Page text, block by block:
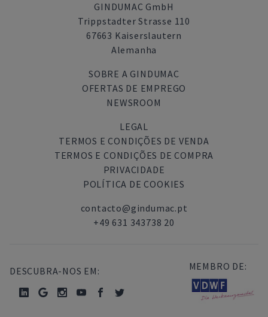
GINDUMAC GmbH
Trippstadter Strasse 110
67663 Kaiserslautern
Alemanha
SOBRE A GINDUMAC
OFERTAS DE EMPREGO
NEWSROOM
LEGAL
TERMOS E CONDIÇÕES DE VENDA
TERMOS E CONDIÇÕES DE COMPRA
PRIVACIDADE
POLÍTICA DE COOKIES
contacto@gindumac.pt
+49 631 343738 20
DESCUBRA-NOS EM: MEMBRO DE: